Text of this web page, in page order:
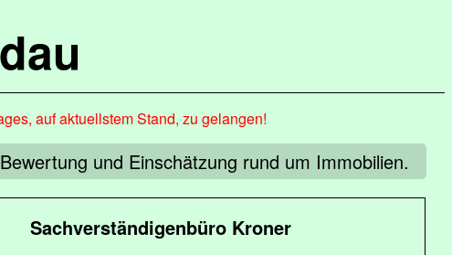
auf aktuellstem Stand, zu gelangen!
und Einschätzung rund um Immobilien.
Sachverständigenbüro Kroner